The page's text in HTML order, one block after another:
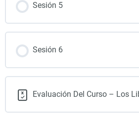
Sesión 5
Sesión 6
Evaluación Del Curso – Los